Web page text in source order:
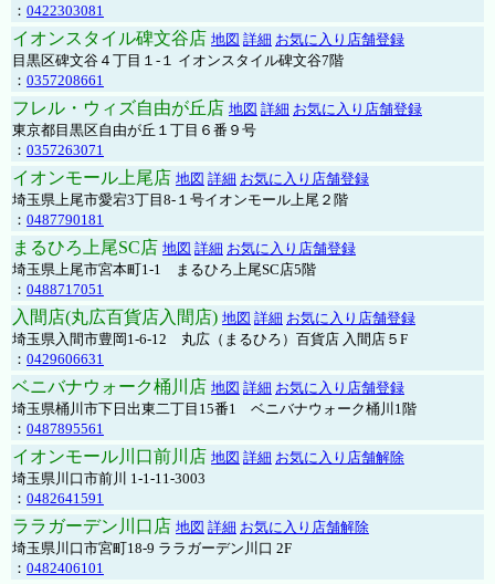
： 0422303081
イオンスタイル碑文谷店 地図 詳細 お気に入り店舗登録
目黒区碑文谷４丁目１-１ イオンスタイル碑文谷7階
： 0357208661
フレル・ウィズ自由が丘店 地図 詳細 お気に入り店舗登録
東京都目黒区自由が丘１丁目６番９号
： 0357263071
イオンモール上尾店 地図 詳細 お気に入り店舗登録
埼玉県上尾市愛宕3丁目8-１号イオンモール上尾２階
： 0487790181
まるひろ上尾SC店 地図 詳細 お気に入り店舗登録
埼玉県上尾市宮本町1-1 まるひろ上尾SC店5階
： 0488717051
入間店(丸広百貨店入間店) 地図 詳細 お気に入り店舗登録
埼玉県入間市豊岡1-6-12 丸広（まるひろ）百貨店 入間店５F
： 0429606631
ベニバナウォーク桶川店 地図 詳細 お気に入り店舗登録
埼玉県桶川市下日出東二丁目15番1 ベニバナウォーク桶川1階
： 0487895561
イオンモール川口前川店 地図 詳細 お気に入り店舗解除
埼玉県川口市前川 1-1-11-3003
： 0482641591
ララガーデン川口店 地図 詳細 お気に入り店舗解除
埼玉県川口市宮町18-9 ララガーデン川口 2F
： 0482406101